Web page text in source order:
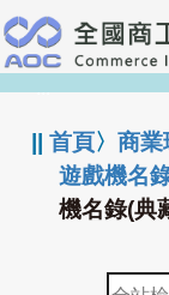
跳
到
主
要
:::
||首頁〉商業
遊戲機名
機名錄(典
全